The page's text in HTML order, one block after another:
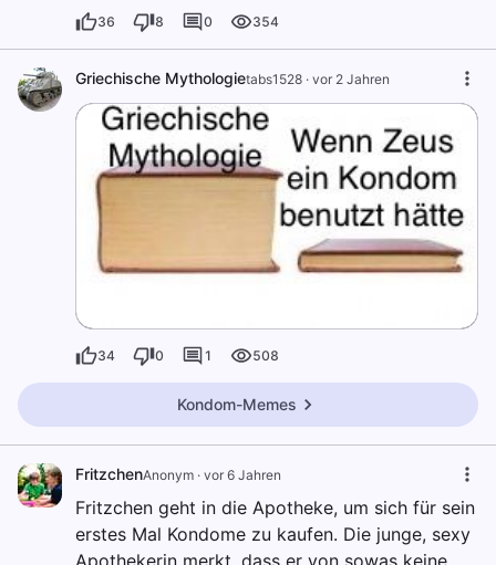
36 8 0 354
Griechische Mythologietabs1528 · vor 2 Jahren
34 0 1 508
Kondom-Memes
FritzchenAnonym · vor 6 Jahren
Fritzchen geht in die Apotheke, um sich für sein
erstes Mal Kondome zu kaufen. Die junge, sexy
Apothekerin merkt, dass er von sowas keine